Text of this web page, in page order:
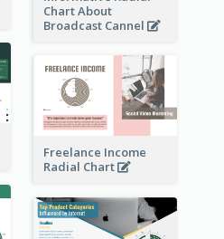
Chart About
Broadcast Cannel
Freelance Income
Radial Chart